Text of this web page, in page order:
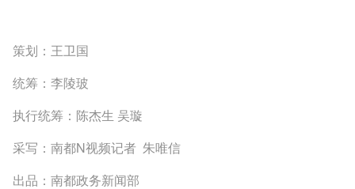
策划：王卫国
统筹：李陵玻
执行统筹：陈杰生 吴璇
采写：南都N视频记者 朱唯信
出品：南都政务新闻部